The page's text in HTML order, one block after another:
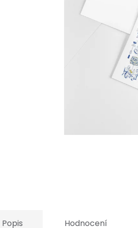
Popis Hodnocení